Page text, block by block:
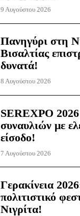
9 Αυγούστου 2026
Πανηγύρι στη
Βισαλτίας
δυνατά!
8 Αυγούστου 2026
SEREXPO
συναυλιών με
είσοδο!
7 Αυγούστου 2026
Γερακίνεια
πολιτιστικό
Νιγρίτα!